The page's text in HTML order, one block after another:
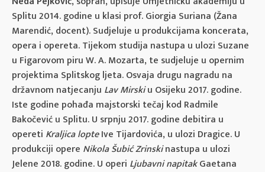
Splitu 2014. godine u klasi prof. Giorgia Suriana (Žana
Marendić, docent). Sudjeluje u produkcijama koncerata,
opera i opereta. Tijekom studija nastupa u ulozi Suzane
u Figarovom piru W. A. Mozarta, te sudjeluje u opernim
projektima Splitskog ljeta. Osvaja drugu nagradu na
državnom natjecanju Lav Mirskiu Osijeku 2017. godine.
Iste godine pohađa majstorski tečaj kod Radmile
Bakočević u Splitu. U srpnju 2017. godine debitira u
opereti Kraljica lopteIve Tijardovića, u ulozi Dragice. U
produkciji opere Nikola Šubić Zrinskinastupa u ulozi
Jelene 2018. godine. U operi Ljubavni napitakGaetana